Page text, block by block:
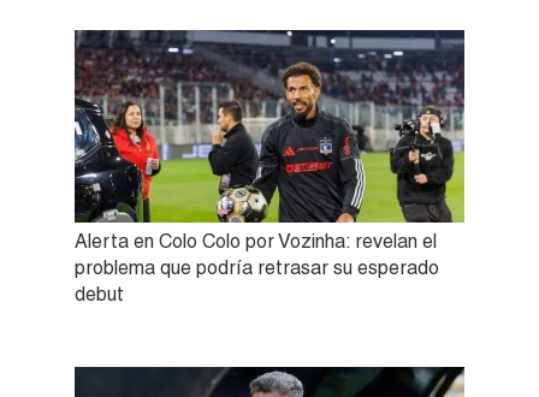
Alerta en Colo Colo por Vozinha: revelan el
problema que podría retrasar su esperado
debut